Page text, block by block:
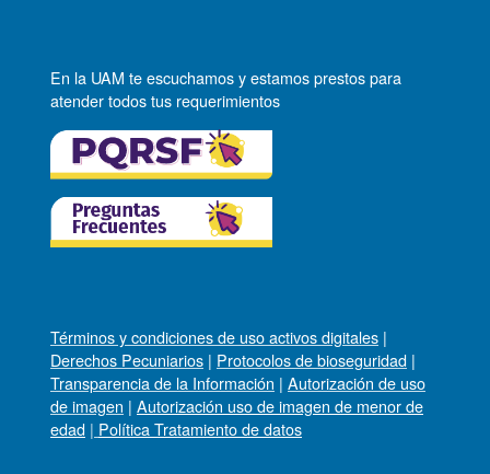
En la UAM te escuchamos y estamos prestos para
atender todos tus requerimientos
Términos y condiciones de uso activos digitales |
Derechos Pecuniarios | Protocolos de bioseguridad |
Transparencia de la Información | Autorización de uso
de imagen | Autorización uso de imagen de menor de
edad | Política Tratamiento de datos